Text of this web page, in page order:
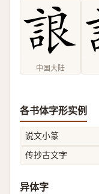
中国大陆
各书体字形实例
说文小篆
传抄古文字
异体字